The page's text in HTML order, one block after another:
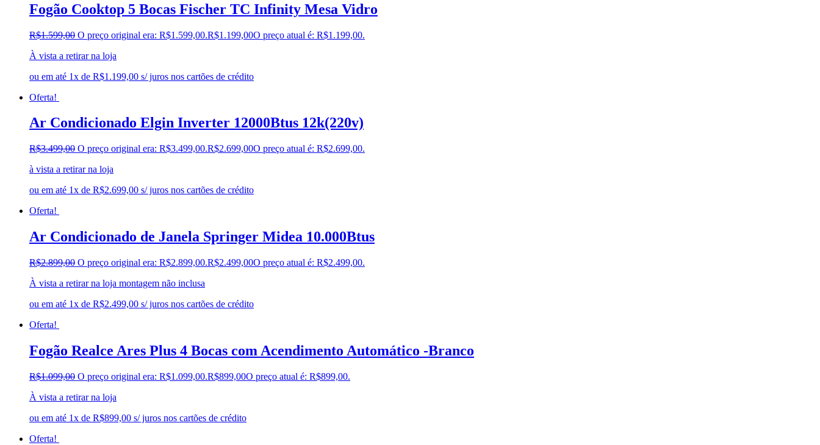
Fogão Cooktop 5 Bocas Fischer TC Infinity Mesa Vidro
R$1.599,00 O preço original era: R$1.599,00.R$1.199,00O preço atual é: R$1.199,00.
À vista a retirar na loja
ou em até 1x de R$1.199,00 s/ juros nos cartões de crédito
Oferta!
Ar Condicionado Elgin Inverter 12000Btus 12k(220v)
R$3.499,00 O preço original era: R$3.499,00.R$2.699,00O preço atual é: R$2.699,00.
à vista a retirar na loja
ou em até 1x de R$2.699,00 s/ juros nos cartões de crédito
Oferta!
Ar Condicionado de Janela Springer Midea 10.000Btus
R$2.899,00 O preço original era: R$2.899,00.R$2.499,00O preço atual é: R$2.499,00.
À vista a retirar na loja montagem não inclusa
ou em até 1x de R$2.499,00 s/ juros nos cartões de crédito
Oferta!
Fogão Realce Ares Plus 4 Bocas com Acendimento Automático -Branco
R$1.099,00 O preço original era: R$1.099,00.R$899,00O preço atual é: R$899,00.
À vista a retirar na loja
ou em até 1x de R$899,00 s/ juros nos cartões de crédito
Oferta!